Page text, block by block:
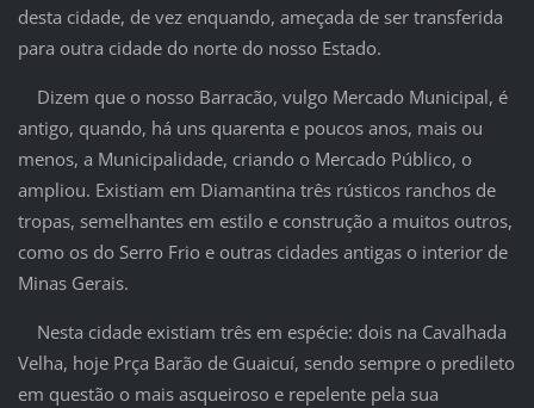
desta cidade, de vez enquando, ameçada de ser transferida
para outra cidade do norte do nosso Estado.
Dizem que o nosso Barracão, vulgo Mercado Municipal, é
antigo, quando, há uns quarenta e poucos anos, mais ou
menos, a Municipalidade, criando o Mercado Público, o
ampliou. Existiam em Diamantina três rústicos ranchos de
tropas, semelhantes em estilo e construção a muitos outros,
como os do Serro Frio e outras cidades antigas o interior de
Minas Gerais.
Nesta cidade existiam três em espécie: dois na Cavalhada
Velha, hoje Prça Barão de Guaicuí, sendo sempre o predileto
em questão o mais asqueiroso e repelente pela sua